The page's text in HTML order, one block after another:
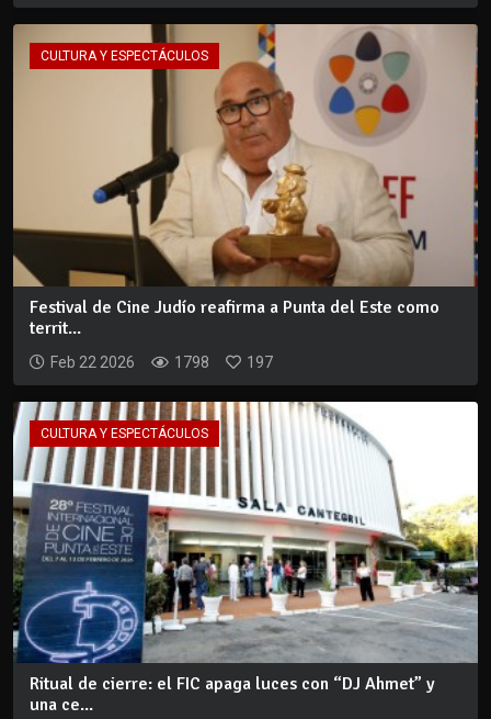
CULTURA Y ESPECTÁCULOS
Festival de Cine Judío reafirma a Punta del Este como
territ...
Feb 22 2026 1798 197
CULTURA Y ESPECTÁCULOS
Ritual de cierre: el FIC apaga luces con “DJ Ahmet” y
una ce...